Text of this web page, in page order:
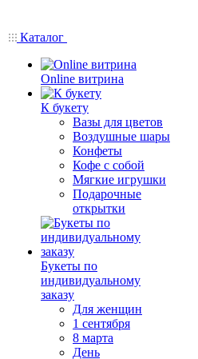
Каталог
Online витрина
К букету
Вазы для цветов
Воздушные шары
Конфеты
Кофе с собой
Мягкие игрушки
Подарочные
открытки
Букеты по
индивидуальному
заказу
Для женщин
1 сентября
8 марта
День